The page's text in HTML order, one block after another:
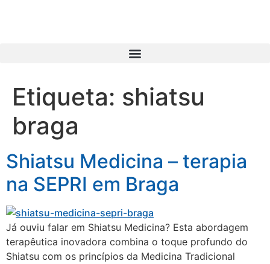
Etiqueta: shiatsu
braga
Shiatsu Medicina – terapia
na SEPRI em Braga
Já ouviu falar em Shiatsu Medicina? Esta abordagem
terapêutica inovadora combina o toque profundo do
Shiatsu com os princípios da Medicina Tradicional